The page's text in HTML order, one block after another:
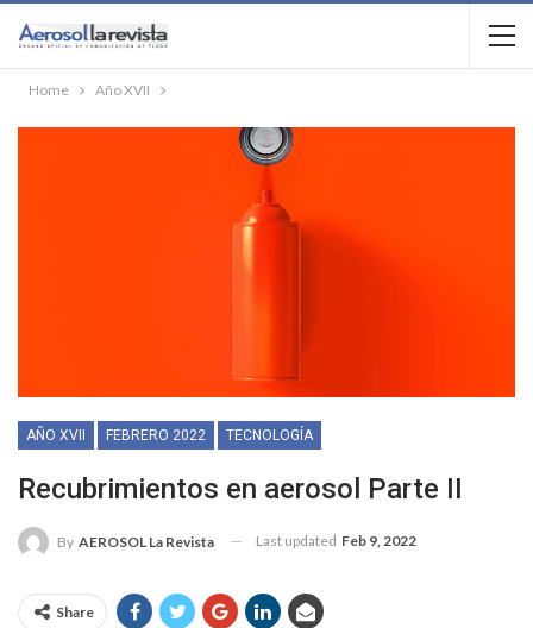
Home Año XVII
AÑO XVII FEBRERO 2022 TECNOLOGÍA
Recubrimientos en aerosol Parte II
By AEROSOL La Revista Last updated Feb 9, 2022
Share